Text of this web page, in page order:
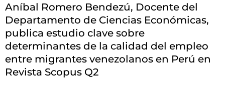
Aníbal Romero Bendezú, Docente del
Departamento de Ciencias Económicas,
publica estudio clave sobre
determinantes de la calidad del empleo
entre migrantes venezolanos en Perú en
Revista Scopus Q2